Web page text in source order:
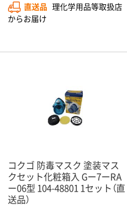
直送品 理化学用品等取扱店
からお届け
コクゴ 防毒マスク 塗装マス
クセット化粧箱入 Gー7ーRA
ー06型 104-48801 1セット（直
送品）